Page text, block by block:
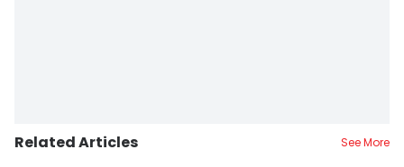
Related Articles See More